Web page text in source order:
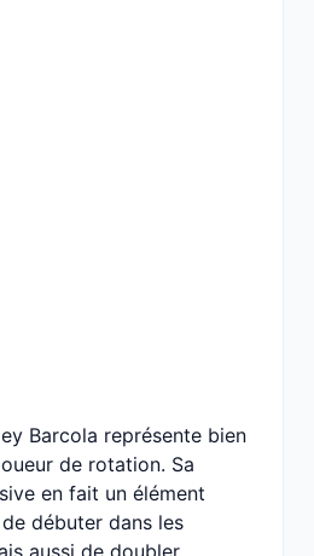
Barcola représente bien
de rotation. Sa
en fait un élément
débuter dans les
aussi de doubler